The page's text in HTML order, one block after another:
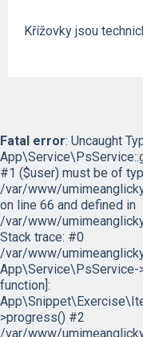
Křížovky jsou
Fatal error: Uncaught
#1 ($user) must be of
/var/www/
on line 66 and defined in
/var/www/
Stack trace: #0
/var/www/
App\Service\PsService-
function]:
>progress() #2
/var/www/